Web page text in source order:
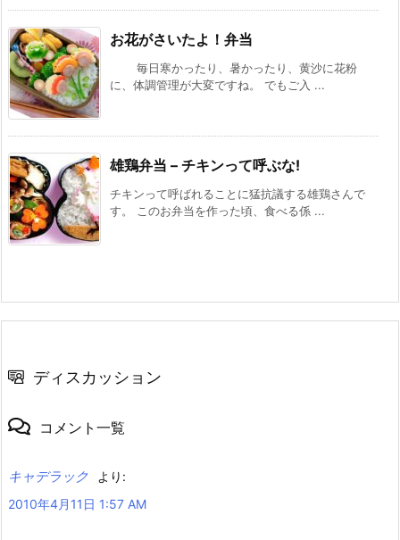
お花がさいたよ！弁当
毎日寒かったり、暑かったり、黄沙に花粉
に、体調管理が大変ですね。 でもご入 ...
雄鶏弁当 – チキンって呼ぶな!
チキンって呼ばれることに猛抗議する雄鶏さんで
す。 このお弁当を作った頃、食べる係 ...
ディスカッション
コメント一覧
キャデラック
より:
2010年4月11日 1:57 AM